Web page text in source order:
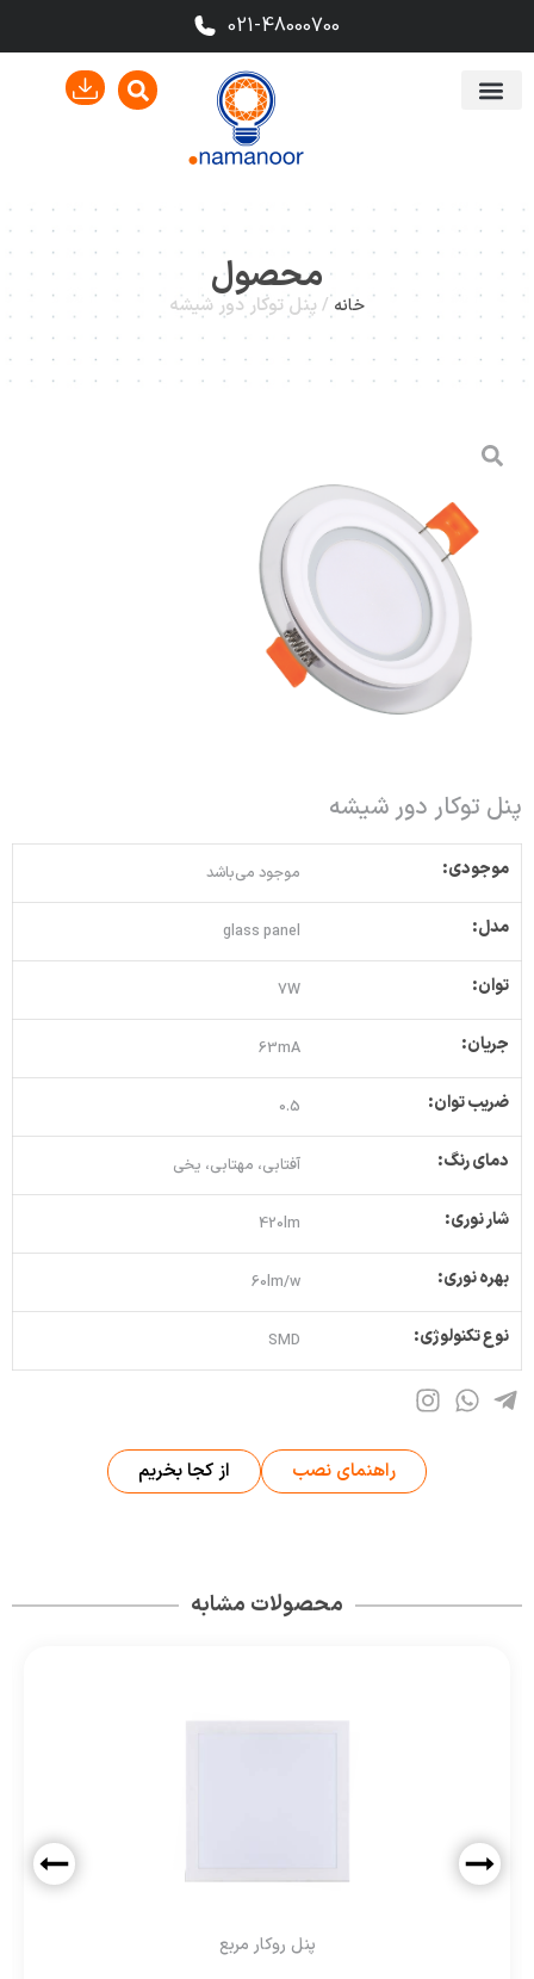
021-48000700
محصول
خانه / پنل توکار دور شیشه
پنل توکار دور شیشه
موجودی: موجود می‌باشد
مدل: glass panel
توان: 7W
جریان: 63mA
ضریب توان: 0.5
دمای رنگ: آفتابی، مهتابی، یخی
شار نوری: 420lm
بهره نوری: 60lm/w
نوع تکنولوژی: SMD
راهنمای نصب از کجا بخریم
محصولات مشابه
پنل روکار مربع